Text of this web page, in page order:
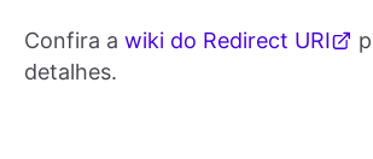
Confira a wiki do Redirect URI
detalhes.